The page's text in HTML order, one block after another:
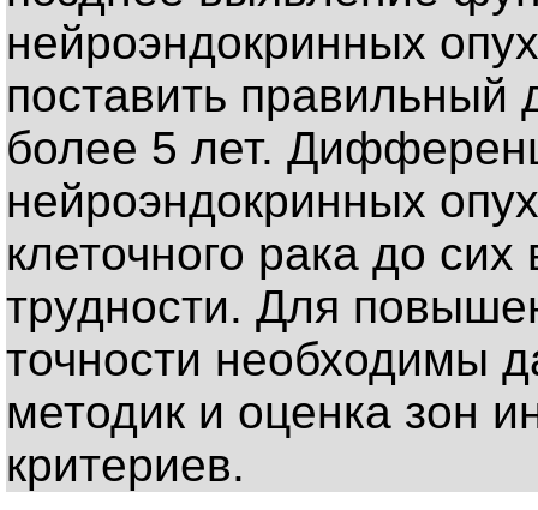
нейроэндокринных
поставить правильный
более 5 лет.
нейроэндокринных
клеточного рака до
трудности. Для
точности необходимы
методик и оценка зон
критериев.